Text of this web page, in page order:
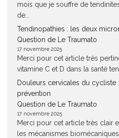
mois que je souffre de
de...
Tendinopathies : les deux
Question de Le Traumato
17 novembre 2025
Merci pour cet article très
vitamine C et D dans la santé
Douleurs cervicales du cycliste
prévention
Question de Le Traumato
17 novembre 2025
Merci pour cet article très clair
les mécanismes